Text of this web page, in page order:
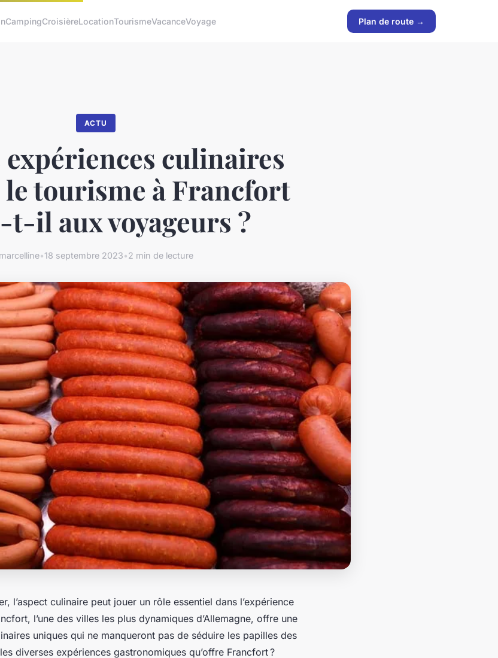
CampingCroisièreLocationTourismeVacanceVoyage Plan de route →
ACTU
expériences culinaires
tourisme à Francfort
il aux voyageurs ?
marcelline•18 septembre 2023•2 min de lecture
l’aspect culinaire peut jouer un rôle essentiel dans l’expérience
l’une des villes les plus dynamiques d’Allemagne, offre une
uniques qui ne manqueront pas de séduire les papilles des
diverses expériences gastronomiques qu’offre Francfort ?